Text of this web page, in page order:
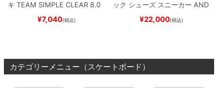
キ TEAM SIMPLE CLEAR 8.0
ブランク（DSM）
ード スケボー
¥7,040(税込)
ック シューズ スニーカー AND
REW REYNOLDS 933
BROWN/BLACKスケート
¥22,000(税込)
カテゴリーメニュー（スケートボード）